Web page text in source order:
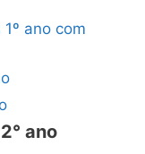
ano com
ano